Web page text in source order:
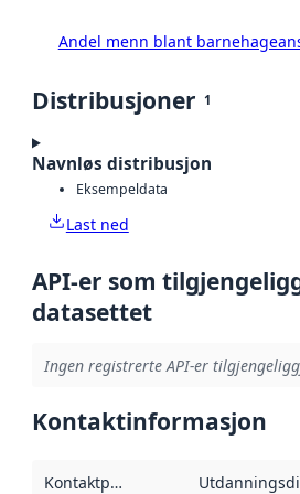
Andel menn blant
Distribusjoner 1
Navnløs distribusjon
Eksempeldata
Last ned
API-er som
datasettet
Ingen registrerte API-er
Kontaktinformasjon
Kontaktpunkt